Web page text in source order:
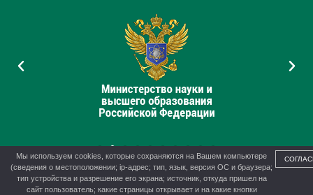
Мы используем cookies, которые сохраняются на Вашем компьютере
(сведения о местоположении; ip-адрес; тип, язык, версия ОС и браузера;
тип устройства и разрешение его экрана; источник, откуда пришел на
сайт пользователь; какие страницы открывает и на какие кнопки